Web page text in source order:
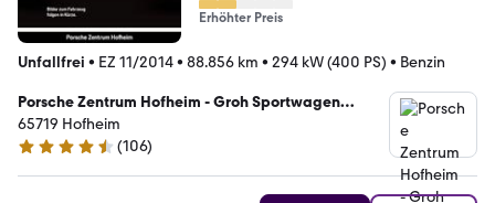
Erhöhter Preis
Unfallfrei • EZ 11/2014• 88.856 km • 294 kW (400 PS) • Benzin
Porsche Zentrum Hofheim - Groh Sportwagen
GmbH
65719 Hofheim
4.7 Sterne
(106)